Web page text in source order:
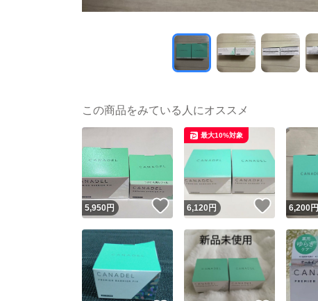
この商品をみている人にオススメ
5,950円 いいね！
6,120円 いいね！
最大10%対象
6,200円